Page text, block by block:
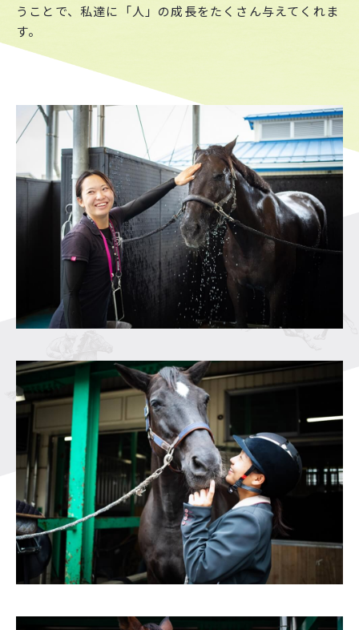
うことで、私達に「人」の成長をたくさん与えてくれま
す。